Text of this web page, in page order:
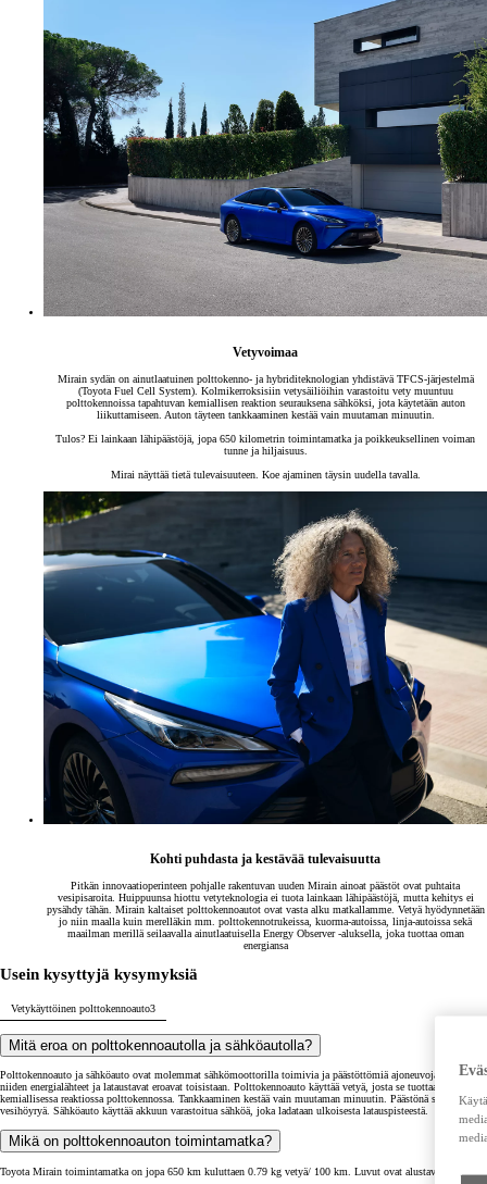
Vetyvoimaa
Mirain sydän on ainutlaatuinen polttokenno- ja hybriditeknologian yhdistävä TFCS-järjestelmä
(Toyota Fuel Cell System). Kolmikerroksisiin vetysäiliöihin varastoitu vety muuntuu
polttokennoissa tapahtuvan kemiallisen reaktion seurauksena sähköksi, jota käytetään auton
liikuttamiseen. Auton täyteen tankkaaminen kestää vain muutaman minuutin.
Tulos? Ei lainkaan lähipäästöjä, jopa 650 kilometrin toimintamatka ja poikkeuksellinen voiman
tunne ja hiljaisuus.
Mirai näyttää tietä tulevaisuuteen. Koe ajaminen täysin uudella tavalla.
Kohti puhdasta ja kestävää tulevaisuutta
Pitkän innovaatioperinteen pohjalle rakentuvan uuden Mirain ainoat päästöt ovat puhtaita
vesipisaroita. Huippuunsa hiottu vetyteknologia ei tuota lainkaan lähipäästöjä, mutta kehitys ei
pysähdy tähän. Mirain kaltaiset polttokennoautot ovat vasta alku matkallamme. Vetyä hyödynnetään
jo niin maalla kuin merelläkin mm. polttokennotrukeissa, kuorma-autoissa, linja-autoissa sekä
maailman merillä seilaavalla ainutlaatuisella Energy Observer -aluksella, joka tuottaa oman
energiansa
Usein kysyttyjä kysymyksiä
Vetykäyttöinen polttokennoauto3
Mitä eroa on polttokennoautolla ja sähköautolla?
Polttokennoauto ja sähköauto ovat molemmat sähkömoottorilla toimivia ja päästöttömiä ajoneuvoja, mutta
niiden energialähteet ja lataustavat eroavat toisistaan. Polttokennoauto käyttää vetyä, josta se tuottaa sähköä
kemiallisessa reaktiossa polttokennossa. Tankkaaminen kestää vain muutaman minuutin. Päästönä syntyy
vesihöyryä. Sähköauto käyttää akkuun varastoitua sähköä, joka ladataan ulkoisesta latauspisteestä.
Mikä on polttokennoauton toimintamatka?
Toyota Mirain toimintamatka on jopa 650 km kuluttaen 0.79 kg vetyä/ 100 km. Luvut ovat alustavia arvioita.